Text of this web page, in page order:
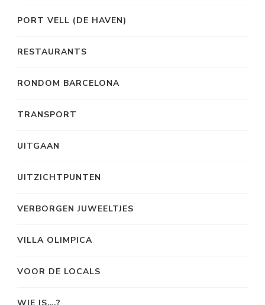
PORT VELL (DE HAVEN)
RESTAURANTS
RONDOM BARCELONA
TRANSPORT
UITGAAN
UITZICHTPUNTEN
VERBORGEN JUWEELTJES
VILLA OLIMPICA
VOOR DE LOCALS
WIE IS….?